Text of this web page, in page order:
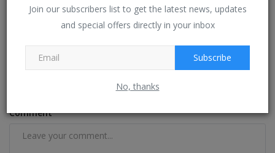
Join our subscribers list to get the latest news, updates
and special offers directly in your inbox
Subscribe
No, thanks
Name
Comment